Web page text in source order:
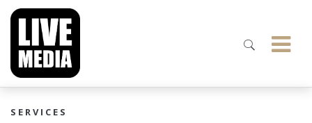
SERVICES